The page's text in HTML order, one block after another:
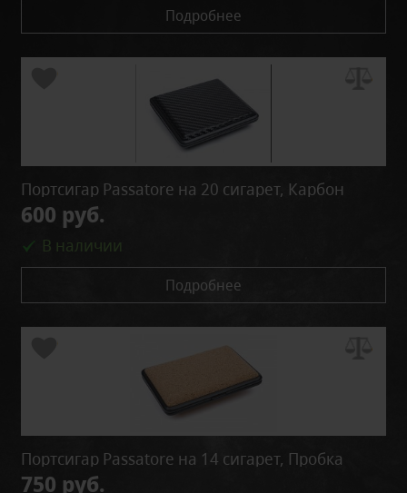
Подробнее
Портсигар Passatore на 20 сигарет, Карбон
600 руб.
В наличии
Подробнее
Портсигар Passatore на 14 сигарет, Пробка
750 руб.